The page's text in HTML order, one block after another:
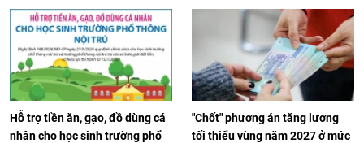
[Video] Âm nhạc flamenco gắn kết văn
hoá Việt Nam - Tây Ban Nha
11:10 17/06/2026
Hỗ trợ tiền ăn, gạo, đồ dùng cá
nhân cho học sinh trường phổ
"Chốt" phương án tăng lương
tối thiểu vùng năm 2027 ở mức